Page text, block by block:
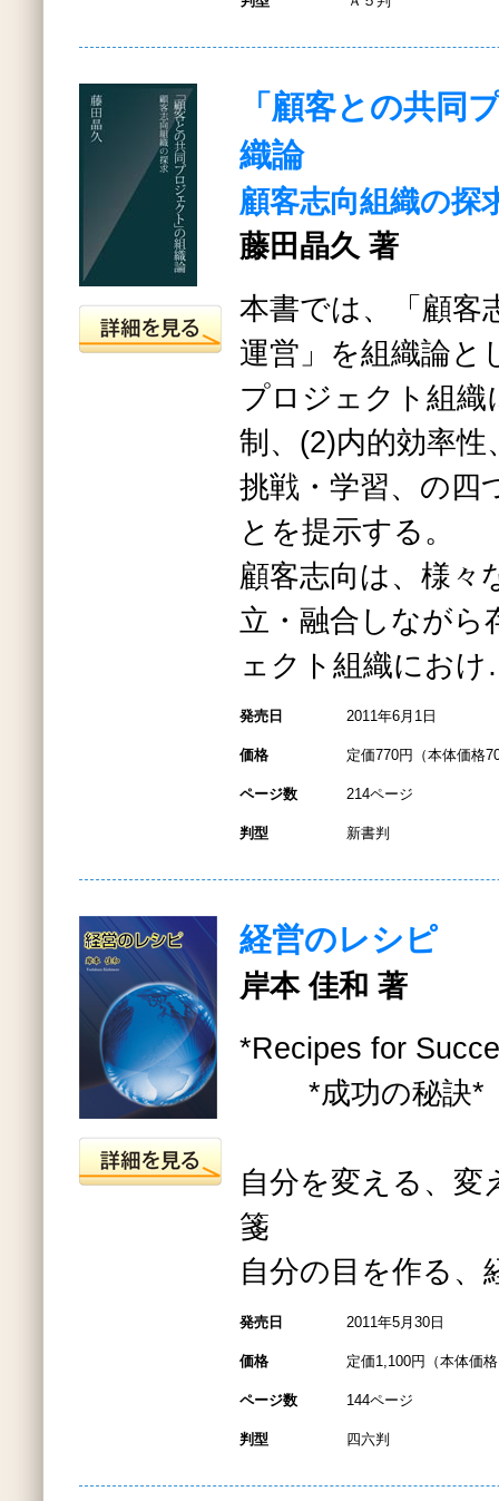
「顧客との共同
織論
顧客志向組織の探
藤田晶久 著
本書では、「顧客
運営」を組織論と
プロジェクト組織
制、(2)内的効率性
挑戦・学習、の四
とを提示する。
顧客志向は、様々
立・融合しながら
ェクト組織にお
発売日 2011年6月1日
価格 定価770円（本体価格
ページ数 214ページ
判型 新書判
経営のレシピ
岸本 佳和 著
*Recipes for
*成功の秘訣*
自分を変える、変
箋
自分の目を作る、
発売日 2011年5月30日
価格 定価1,100円（本体価
ページ数 144ページ
判型 四六判